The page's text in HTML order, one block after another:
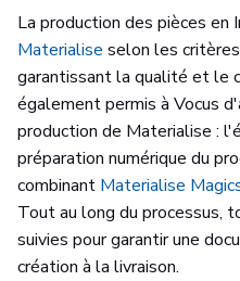
La production des pièces en
Materialise selon les
garantissant la qualité et le
également permis à Vocus
production de Materialise :
préparation numérique du
combinant Materialise
Tout au long du processus,
suivies pour garantir une
création à la livraison.